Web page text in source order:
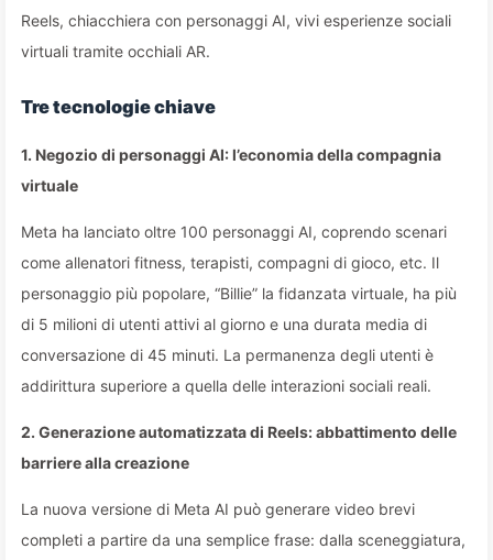
Reels, chiacchiera con personaggi AI, vivi esperienze sociali
virtuali tramite occhiali AR.
Tre tecnologie chiave
1. Negozio di personaggi AI: l’economia della compagnia
virtuale
Meta ha lanciato oltre 100 personaggi AI, coprendo scenari
come allenatori fitness, terapisti, compagni di gioco, etc. Il
personaggio più popolare, “Billie” la fidanzata virtuale, ha più
di 5 milioni di utenti attivi al giorno e una durata media di
conversazione di 45 minuti. La permanenza degli utenti è
addirittura superiore a quella delle interazioni sociali reali.
2. Generazione automatizzata di Reels: abbattimento delle
barriere alla creazione
La nuova versione di Meta AI può generare video brevi
completi a partire da una semplice frase: dalla sceneggiatura,